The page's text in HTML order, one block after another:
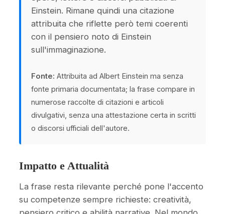
Einstein. Rimane quindi una citazione
attribuita che riflette però temi coerenti
con il pensiero noto di Einstein
sull'immaginazione.
Fonte: Attribuita ad Albert Einstein ma senza
fonte primaria documentata; la frase compare in
numerose raccolte di citazioni e articoli
divulgativi, senza una attestazione certa in scritti
o discorsi ufficiali dell'autore.
Impatto e Attualità
La frase resta rilevante perché pone l'accento
su competenze sempre richieste: creatività,